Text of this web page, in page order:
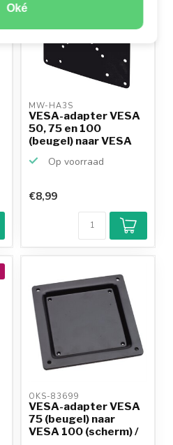
Oké
MW-HA3S
VESA-adapter VESA
50, 75 en 100
(beugel) naar VESA
Op voorraad
€8,99
OKS-83699
VESA-adapter VESA
75 (beugel) naar
VESA 100 (scherm) /